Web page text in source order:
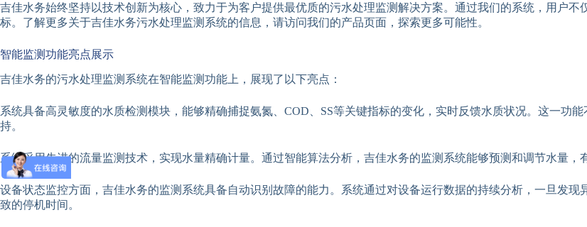
吉佳水务始终坚持以技术创新为核心，致力于为客户提供最优质的污水处理监测解决方案。通过我们的系统，用户
标。了解更多关于吉佳水务污水处理监测系统的信息，请访问我们的产品页面，探索更多可能性。
智能监测功能亮点展示
吉佳水务的污水处理监测系统在智能监测功能上，展现了以下亮点：
系统具备高灵敏度的水质检测模块，能够精确捕捉氨氮、COD、SS等关键指标的变化，实时反馈水质状况。这一功
持。
系统采用先进的流量监测技术，实现水量精确计量。通过智能算法分析，吉佳水务的监测系统能够预测和调节水量，
设备状态监控方面，吉佳水务的监测系统具备自动识别故障的能力。系统通过对设备运行数据的持续分析，一旦发
致的停机时间。